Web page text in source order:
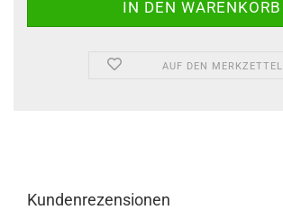
AUF DEN MERKZETTEL
Kundenrezensionen